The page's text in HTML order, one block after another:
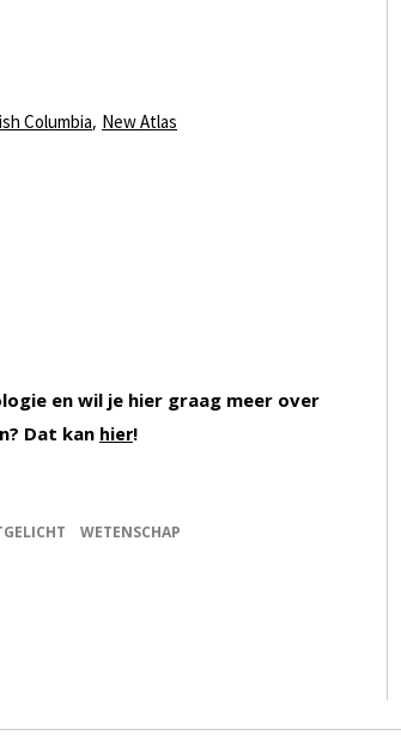
Columbia, New Atlas
en wil je hier graag meer over
Dat kan hier!
WETENSCHAP